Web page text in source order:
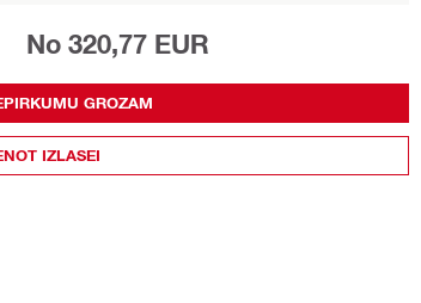
No 320,77 EUR
GROZAM
IZLASEI